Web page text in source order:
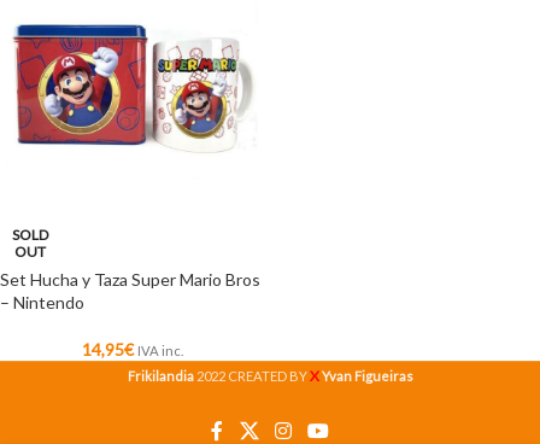
SOLD
OUT
Set Hucha y Taza Super Mario Bros
– Nintendo
14,95€ IVA inc.
Frikilandia 2022 CREATED BYXYvan Figueiras